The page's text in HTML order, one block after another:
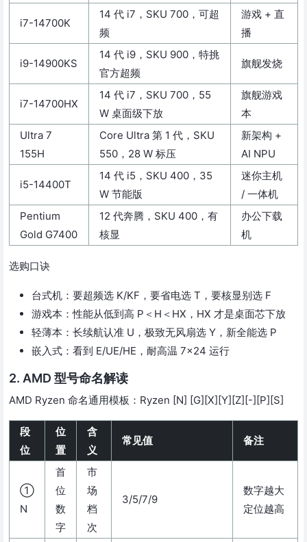
i7-14700K
14 代 i7，SKU 700，可超
频
游戏 + 直
播
i9-14900KS
14 代 i9，SKU 900，特挑
官方超频
旗舰发烧
i7-14700HX
14 代 i7，SKU 700，55
W 桌面级下放
旗舰游戏
本
Ultra 7
155H
Core Ultra 第 1 代，SKU
550，28 W 标压
新架构 +
AI NPU
i5-14400T
14 代 i5，SKU 400，35
W 节能版
迷你主机
/ 一体机
Pentium
Gold G7400
12 代奔腾，SKU 400，有
核显
办公下载
机
选购口诀
台式机：要超频选 K/KF，要省电选 T，要核显别选 F
游戏本：性能从低到高 P＜H＜HX，HX 才是桌面芯下放
轻薄本：长续航认准 U，极致无风扇选 Y，新全能选 P
嵌入式：看到 E/UE/HE，耐高温 7×24 运行
2. AMD 型号命名解读
AMD Ryzen 命名通用模板：Ryzen [N] [G][X][Y][Z][-][P][S]
段
位
位
置
含
义
常见值 备注
①
N
首
位
数
字
市
场
档
次
3/5/7/9
数字越大
定位越高